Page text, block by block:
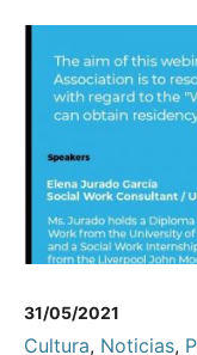
31/05/2021
Cultura, Noticias,